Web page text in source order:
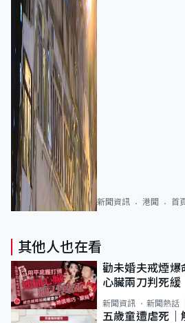
新聞資訊 港聞 首
其他人也在看
勸未婚夫戒煙
心臟兩刀判死
新聞資訊 新聞熱話
五歲童遭虐死｜